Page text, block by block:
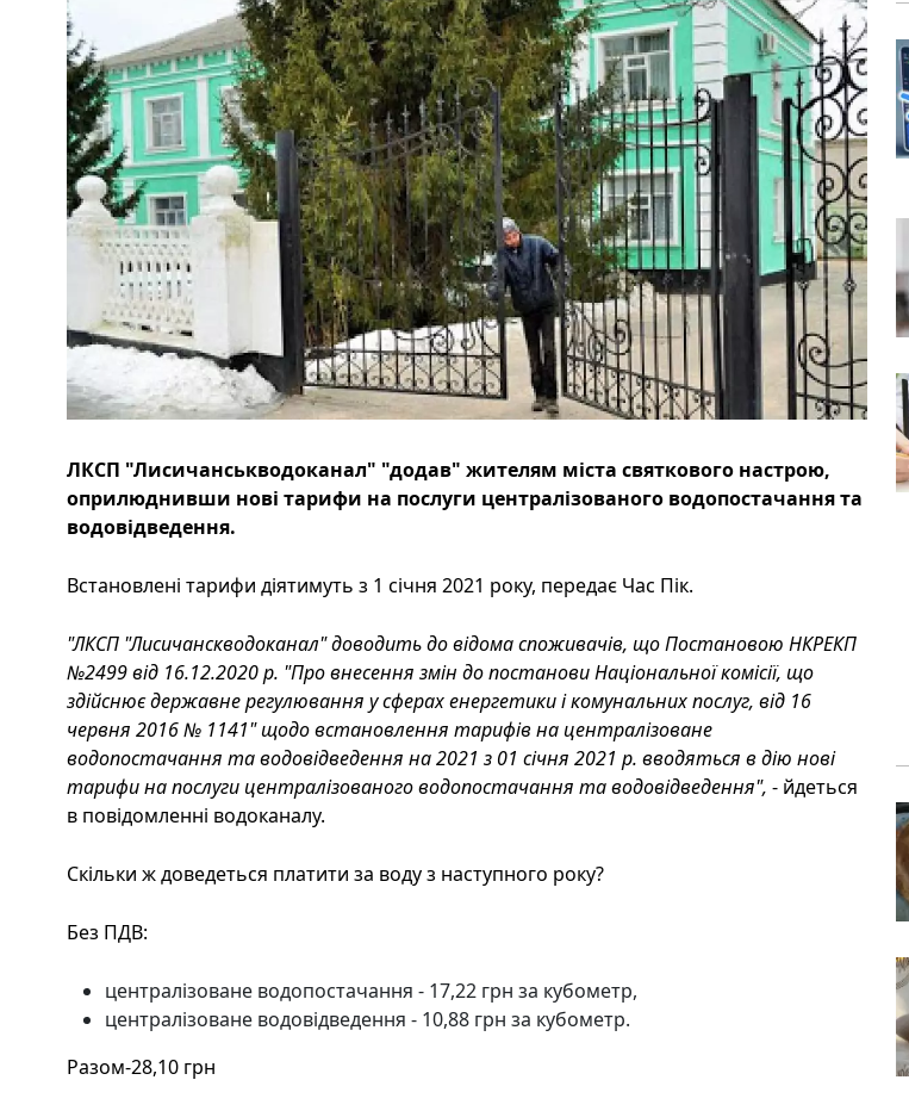
ЛКСП "Лисичанськводоканал" "додав" жителям міста святкового настрою,
оприлюднивши нові тарифи на послуги централізованого водопостачання та
водовідведення.
Встановлені тарифи діятимуть з 1 січня 2021 року, передає Час Пік.
"ЛКСП "Лисичанскводоканал" доводить до відома споживачів, що Постановою НКРЕКП
№2499 від 16.12.2020 р. "Про внесення змін до постанови Національної комісії, що
здійснює державне регулювання у сферах енергетики і комунальних послуг, від 16
червня 2016 № 1141" щодо встановлення тарифів на централізоване
водопостачання та водовідведення на 2021 з 01 січня 2021 р. вводяться в дію нові
тарифи на послуги централізованого водопостачання та водовідведення", - йдеться
в повідомленні водоканалу.
Скільки ж доведеться платити за воду з наступного року?
Без ПДВ:
централізоване водопостачання - 17,22 грн за кубометр,
централізоване водовідведення - 10,88 грн за кубометр.
Разом-28,10 грн